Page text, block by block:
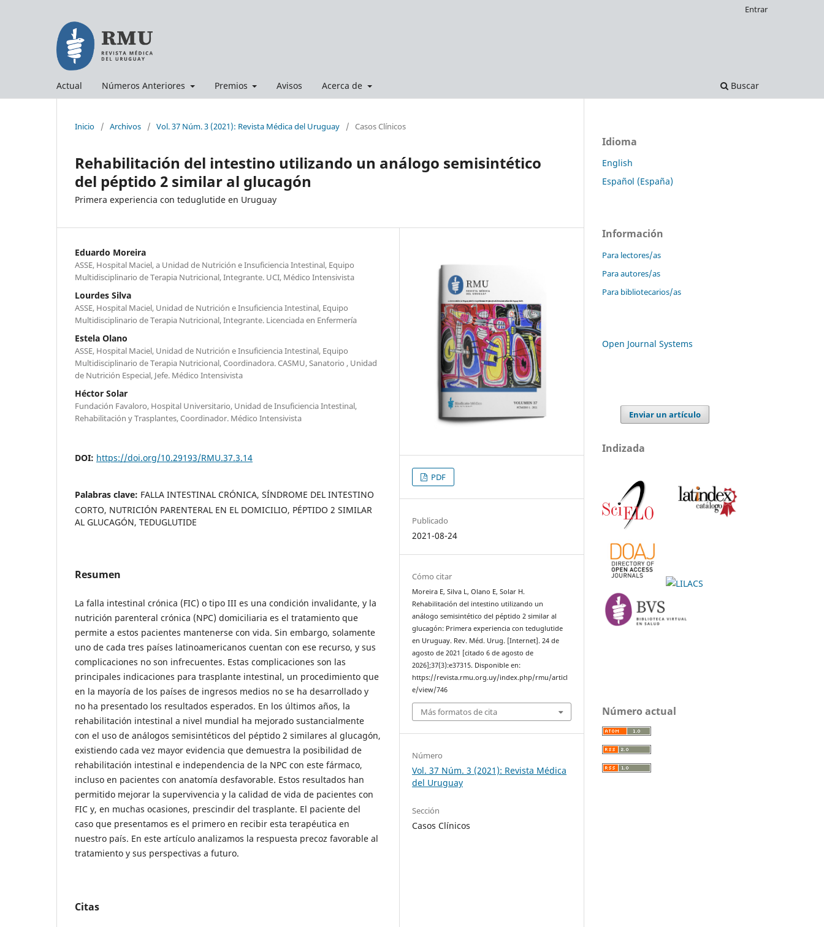
Actual Números Anteriores Premios Avisos Acerca de Buscar
Entrar
Inicio / Archivos / Vol. 37 Núm. 3 (2021): Revista Médica del Uruguay / Casos Clínicos
Rehabilitación del intestino utilizando un análogo semisintético
del péptido 2 similar al glucagón
Primera experiencia con teduglutide en Uruguay
Eduardo Moreira
ASSE, Hospital Maciel, a Unidad de Nutrición e Insuficiencia Intestinal, Equipo
Multidisciplinario de Terapia Nutricional, Integrante. UCI, Médico Intensivista
Lourdes Silva
ASSE, Hospital Maciel, Unidad de Nutrición e Insuficiencia Intestinal, Equipo
Multidisciplinario de Terapia Nutricional, Integrante. Licenciada en Enfermería
Estela Olano
ASSE, Hospital Maciel, Unidad de Nutrición e Insuficiencia Intestinal, Equipo
Multidisciplinario de Terapia Nutricional, Coordinadora. CASMU, Sanatorio , Unidad
de Nutrición Especial, Jefe. Médico Intensivista
Héctor Solar
Fundación Favaloro, Hospital Universitario, Unidad de Insuficiencia Intestinal,
Rehabilitación y Trasplantes, Coordinador. Médico Intensivista
DOI: https://doi.org/10.29193/RMU.37.3.14
Palabras clave: FALLA INTESTINAL CRÓNICA, SÍNDROME DEL INTESTINO
CORTO, NUTRICIÓN PARENTERAL EN EL DOMICILIO, PÉPTIDO 2 SIMILAR
AL GLUCAGÓN, TEDUGLUTIDE
Resumen
La falla intestinal crónica (FIC) o tipo III es una condición invalidante, y la
nutrición parenteral crónica (NPC) domiciliaria es el tratamiento que
permite a estos pacientes mantenerse con vida. Sin embargo, solamente
uno de cada tres países latinoamericanos cuentan con ese recurso, y sus
complicaciones no son infrecuentes. Estas complicaciones son las
principales indicaciones para trasplante intestinal, un procedimiento que
en la mayoría de los países de ingresos medios no se ha desarrollado y
no ha presentado los resultados esperados. En los últimos años, la
rehabilitación intestinal a nivel mundial ha mejorado sustancialmente
con el uso de análogos semisintéticos del péptido 2 similares al glucagón,
existiendo cada vez mayor evidencia que demuestra la posibilidad de
rehabilitación intestinal e independencia de la NPC con este fármaco,
incluso en pacientes con anatomía desfavorable. Estos resultados han
permitido mejorar la supervivencia y la calidad de vida de pacientes con
FIC y, en muchas ocasiones, prescindir del trasplante. El paciente del
caso que presentamos es el primero en recibir esta terapéutica en
nuestro país. En este artículo analizamos la respuesta precoz favorable al
tratamiento y sus perspectivas a futuro.
Citas
PDF
Publicado
2021-08-24
Cómo citar
Moreira E, Silva L, Olano E, Solar H.
Rehabilitación del intestino utilizando un
análogo semisintético del péptido 2 similar al
glucagón: Primera experiencia con teduglutide
en Uruguay. Rev. Méd. Urug. [Internet]. 24 de
agosto de 2021 [citado 6 de agosto de
2026];37(3):e37315. Disponible en:
https://revista.rmu.org.uy/index.php/rmu/articl
e/view/746
Más formatos de cita
Número
Vol. 37 Núm. 3 (2021): Revista Médica
del Uruguay
Sección
Casos Clínicos
Idioma
English
Español (España)
Información
Para lectores/as
Para autores/as
Para bibliotecarios/as
Open Journal Systems
Enviar un artículo
Indizada
Número actual